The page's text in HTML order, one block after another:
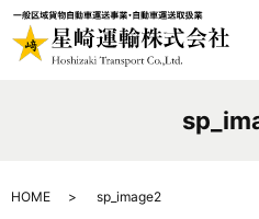
HOME sp_image2